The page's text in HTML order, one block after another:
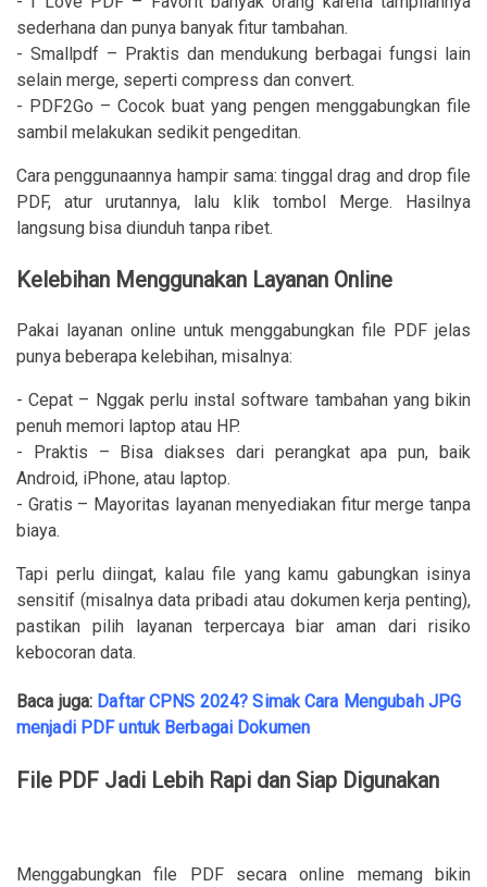
sederhana dan punya banyak fitur tambahan.
- Smallpdf – Praktis dan mendukung berbagai fungsi lain
selain merge, seperti compress dan convert.
- PDF2Go – Cocok buat yang pengen menggabungkan file
sambil melakukan sedikit pengeditan.
Cara penggunaannya hampir sama: tinggal drag and drop file
PDF, atur urutannya, lalu klik tombol Merge. Hasilnya
langsung bisa diunduh tanpa ribet.
Kelebihan Menggunakan Layanan Online
Pakai layanan online untuk menggabungkan file PDF jelas
punya beberapa kelebihan, misalnya:
- Cepat – Nggak perlu instal software tambahan yang bikin
penuh memori laptop atau HP.
- Praktis – Bisa diakses dari perangkat apa pun, baik
Android, iPhone, atau laptop.
- Gratis – Mayoritas layanan menyediakan fitur merge tanpa
biaya.
Tapi perlu diingat, kalau file yang kamu gabungkan isinya
sensitif (misalnya data pribadi atau dokumen kerja penting),
pastikan pilih layanan terpercaya biar aman dari risiko
kebocoran data.
Baca juga: Daftar CPNS 2024? Simak Cara Mengubah JPG
menjadi PDF untuk Berbagai Dokumen
File PDF Jadi Lebih Rapi dan Siap Digunakan
Menggabungkan file PDF secara online memang bikin